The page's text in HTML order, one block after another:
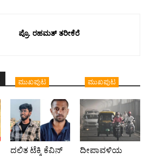
ಪ್ರೊ. ರಹಮತ್ ತರೀಕೆರೆ
ಮುಖಪುಟ
ದಲಿತ ಟೆಕ್ಕಿ ಕೆವಿನ್
ಮುಖಪುಟ
ದೀಪಾವಳಿಯ